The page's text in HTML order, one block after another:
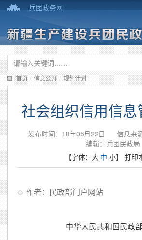
兵团政务网
首页 / 信息公开 / 规划计划
社会组织信用信息
发布时间：18年05月22日
信息来
编辑：兵团民政局
【字体： 大 中 小】 打印
作者：民政部门户网站
中华人民共和国民政